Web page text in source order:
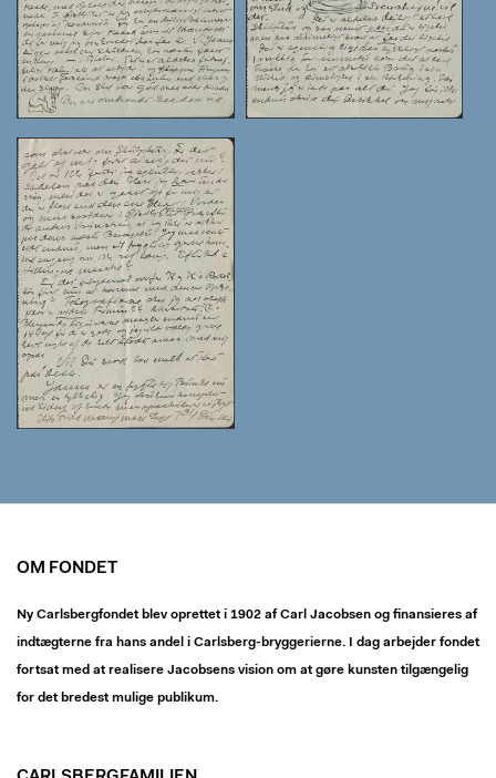
OM FONDET
Ny Carlsbergfondet blev oprettet i 1902 af Carl Jacobsen og finansieres af
indtægterne fra hans andel i Carlsberg-bryggerierne. I dag arbejder fondet
fortsat med at realisere Jacobsens vision om at gøre kunsten tilgængelig
for det bredest mulige publikum.